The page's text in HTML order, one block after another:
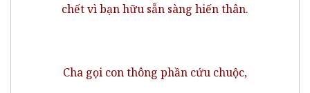
chết vì bạn hữu sẵn sàng hiến thân.
Cha gọi con thông phần cứu chuộc,